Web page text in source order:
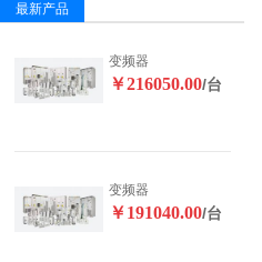
最新产品
变频器
￥216050.00/台
变频器
￥191040.00/台